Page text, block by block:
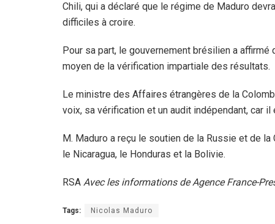
Chili, qui a déclaré que le régime de Maduro
difficiles à croire.
Pour sa part, le gouvernement brésilien a
moyen de la vérification impartiale des résultats.
Le ministre des Affaires étrangères de la
voix, sa vérification et un audit indépendant, car
M. Maduro a reçu le soutien de la Russie et de
le Nicaragua, le Honduras et la Bolivie.
RSA Avec les informations de Agence France-
Tags: Nicolas Maduro